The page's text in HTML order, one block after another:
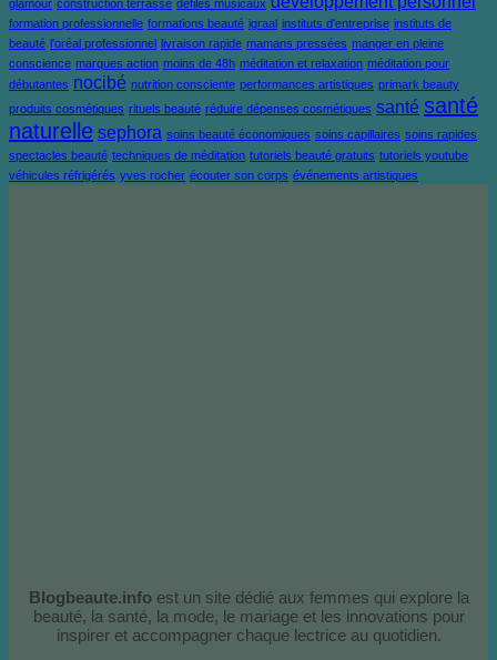
glamour construction terrasse défilés musicaux
formation professionnelle formations beauté igraal instituts d'entreprise instituts de
beauté l'oréal professionnel livraison rapide mamans pressées manger en pleine
conscience marques action moins de 48h méditation et relaxation méditation pour
débutantes nocibé nutrition consciente performances artistiques primark beauty
produits cosmétiques rituels beauté réduire dépenses cosmétiques santé santé
naturelle sephora soins beauté économiques soins capillaires soins rapides
spectacles beauté techniques de méditation tutoriels beauté gratuits tutoriels youtube
véhicules réfrigérés yves rocher écouter son corps événements artistiques
Blogbeaute.infoest un site dédié aux femmes qui explore la
beauté, la santé, la mode, le mariage et les innovations pour
inspirer et accompagner chaque lectrice au quotidien.